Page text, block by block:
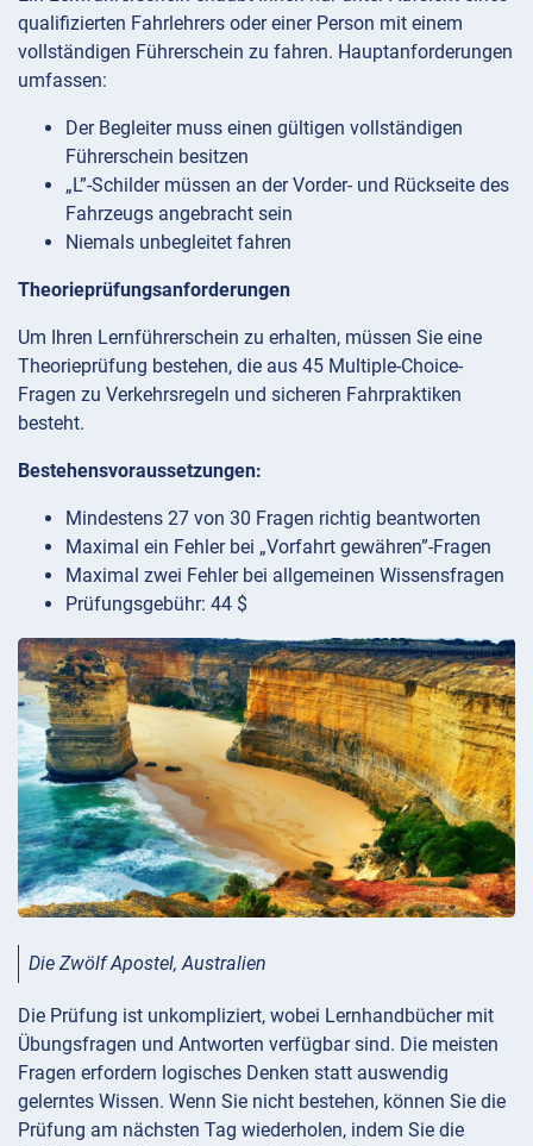
qualifizierten Fahrlehrers oder einer Person mit einem
vollständigen Führerschein zu fahren. Hauptanforderungen
umfassen:
Der Begleiter muss einen gültigen vollständigen
Führerschein besitzen
„L”-Schilder müssen an der Vorder- und Rückseite des
Fahrzeugs angebracht sein
Niemals unbegleitet fahren
Theorieprüfungsanforderungen
Um Ihren Lernführerschein zu erhalten, müssen Sie eine
Theorieprüfung bestehen, die aus 45 Multiple-Choice-
Fragen zu Verkehrsregeln und sicheren Fahrpraktiken
besteht.
Bestehensvoraussetzungen:
Mindestens 27 von 30 Fragen richtig beantworten
Maximal ein Fehler bei „Vorfahrt gewähren”-Fragen
Maximal zwei Fehler bei allgemeinen Wissensfragen
Prüfungsgebühr: 44 $
Die Zwölf Apostel, Australien
Die Prüfung ist unkompliziert, wobei Lernhandbücher mit
Übungsfragen und Antworten verfügbar sind. Die meisten
Fragen erfordern logisches Denken statt auswendig
gelerntes Wissen. Wenn Sie nicht bestehen, können Sie die
Prüfung am nächsten Tag wiederholen, indem Sie die